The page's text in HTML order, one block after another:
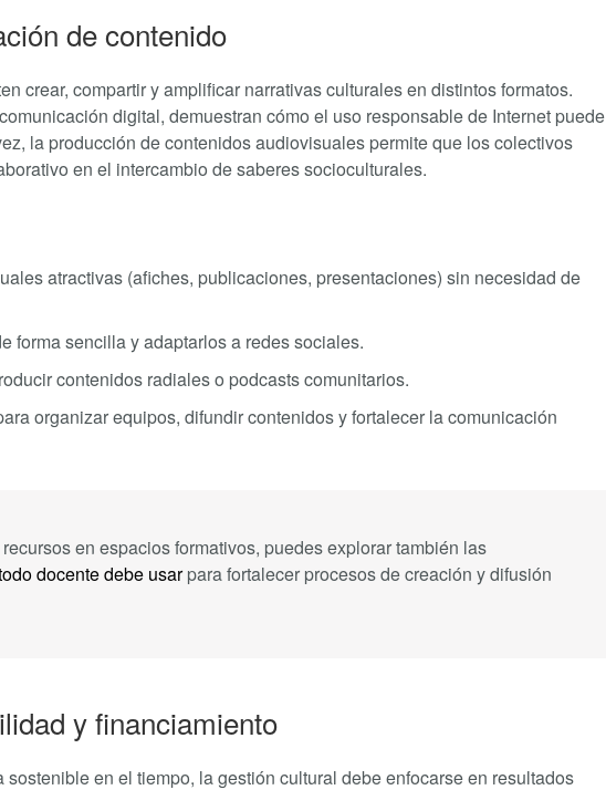
de contenido
crear, compartir y amplificar narrativas culturales en distintos formatos.
digital, demuestran cómo el uso responsable de Internet puede
la producción de contenidos audiovisuales permite que los colectivos
en el intercambio de saberes socioculturales.
atractivas (afiches, publicaciones, presentaciones) sin necesidad de
forma sencilla y adaptarlos a redes sociales.
contenidos radiales o podcasts comunitarios.
organizar equipos, difundir contenidos y fortalecer la comunicación
en espacios formativos, puedes explorar también las
docente debe usarpara fortalecer procesos de creación y difusión
y financiamiento
en el tiempo, la gestión cultural debe enfocarse en resultados